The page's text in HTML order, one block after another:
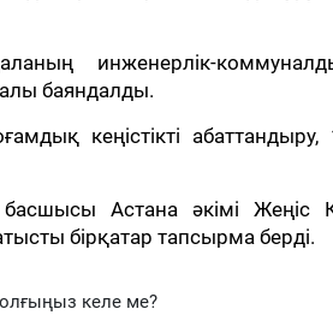
инженерлік-
баяндалды.
кеңістікті
Астана әкімі Жеңіс
бірқатар тапсырма берді.
келе ме?